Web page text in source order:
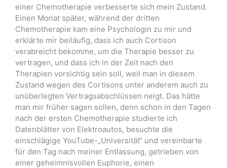
einer Chemotherapie verbesserte sich mein Zustand.
Einen Monat später, während der dritten
Chemotherapie kam eine Psychologin zu mir und
erklärte mir beiläufig, dass ich auch Cortison
verabreicht bekomme, um die Therapie besser zu
vertragen, und dass ich in der Zeit nach den
Therapien vorsichtig sein soll, weil man in diesem
Zustand wegen des Cortisons unter anderem auch zu
unüberlegten Vertragsabschlüssen neigt. Das hätte
man mir früher sagen sollen, denn schon in den Tagen
nach der ersten Chemotherapie studierte ich
Datenblätter von Elektroautos, besuchte die
einschlägige YouTube-„Universität“ und vereinbarte
für den Tag nach meiner Entlassung, getrieben von
einer geheimnisvollen Euphorie, einen